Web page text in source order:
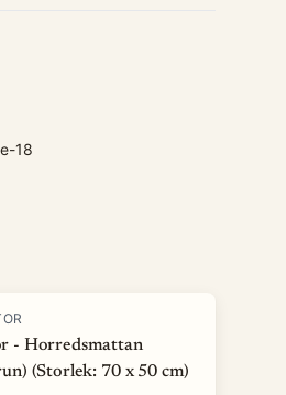
18
- Horredsmattan
(Storlek: 70 x 50 cm)